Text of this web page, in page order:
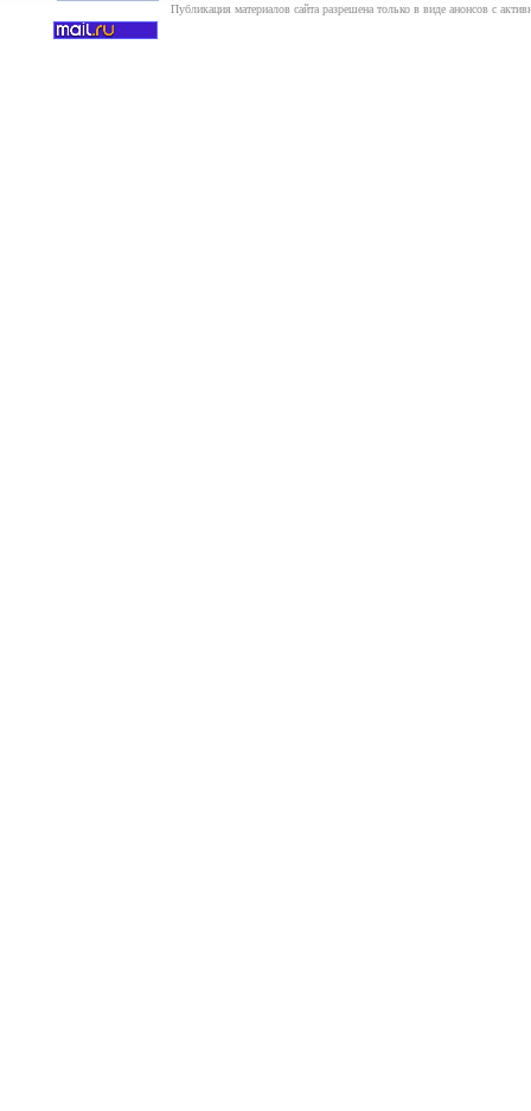
Публикация материалов сайта разрешена только в виде анонсов с